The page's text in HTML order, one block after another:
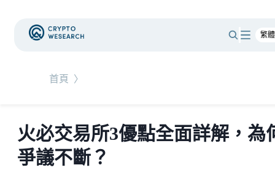
首頁 〉
火必交易所3優點全面詳解，為
爭議不斷？